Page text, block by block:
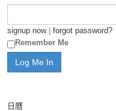
signup now| forgot password?
Remember Me
日曆